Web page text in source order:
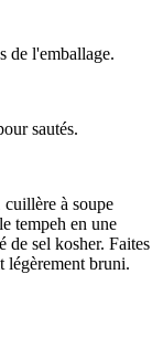
de l'emballage.
sautés.
à soupe
tempeh en une
de sel kosher. Faites
légèrement bruni.